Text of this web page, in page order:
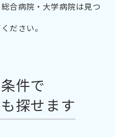
合病院・大学病院は見つ
ださい。
件で
探せます